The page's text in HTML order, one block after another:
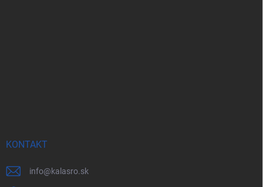
KONTAKT
info@kalasro.sk